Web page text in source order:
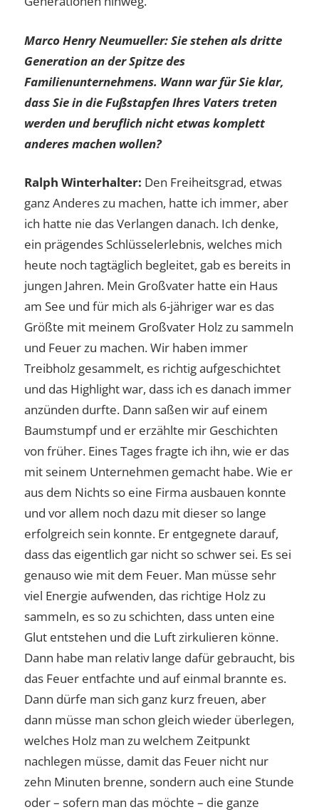
Marco Henry Neumueller: Sie stehen als dritte
Generation an der Spitze des
Familienunternehmens. Wann war für Sie klar,
dass Sie in die Fußstapfen Ihres Vaters treten
werden und beruflich nicht etwas komplett
anderes machen wollen?
Ralph Winterhalter: Den Freiheitsgrad, etwas
ganz Anderes zu machen, hatte ich immer, aber
ich hatte nie das Verlangen danach. Ich denke,
ein prägendes Schlüsselerlebnis, welches mich
heute noch tagtäglich begleitet, gab es bereits in
jungen Jahren. Mein Großvater hatte ein Haus
am See und für mich als 6-jähriger war es das
Größte mit meinem Großvater Holz zu sammeln
und Feuer zu machen. Wir haben immer
Treibholz gesammelt, es richtig aufgeschichtet
und das Highlight war, dass ich es danach immer
anzünden durfte. Dann saßen wir auf einem
Baumstumpf und er erzählte mir Geschichten
von früher. Eines Tages fragte ich ihn, wie er das
mit seinem Unternehmen gemacht habe. Wie er
aus dem Nichts so eine Firma ausbauen konnte
und vor allem noch dazu mit dieser so lange
erfolgreich sein konnte. Er entgegnete darauf,
dass das eigentlich gar nicht so schwer sei. Es sei
genauso wie mit dem Feuer. Man müsse sehr
viel Energie aufwenden, das richtige Holz zu
sammeln, es so zu schichten, dass unten eine
Glut entstehen und die Luft zirkulieren könne.
Dann habe man relativ lange dafür gebraucht, bis
das Feuer entfachte und auf einmal brannte es.
Dann dürfe man sich ganz kurz freuen, aber
dann müsse man schon gleich wieder überlegen,
welches Holz man zu welchem Zeitpunkt
nachlegen müsse, damit das Feuer nicht nur
zehn Minuten brenne, sondern auch eine Stunde
oder – sofern man das möchte – die ganze